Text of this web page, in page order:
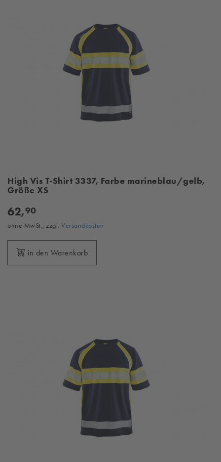
High Vis T-Shirt 3337, Farbe marineblau/gelb,
Größe XS
62,90
ohne MwSt., zzgl. Versandkosten
in den Warenkorb